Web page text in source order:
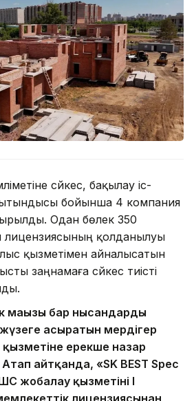
сәйкес, бақылау іс-
бойынша 4 компания
Одан бөлек 350
лицензиясының қолданылуы
қызметімен айналысатын
заңнамаға сәйкес тиісті
маңызы бар нысандардың
асыратын мердігер
ерекше назар
айтқанда, «SK BEST Spec
жобалау қызметінің І
лицензиясынан